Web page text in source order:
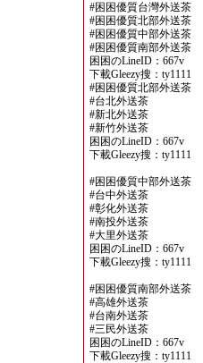
#困困優質台灣外送茶
#困困優質北部外送茶
#困困優質中部外送茶
#困困優質南部外送茶
困困のLineID：667v
下載Gleezy搜：ty1111
#困困優質北部外送茶
#台北外送茶
#新北外送茶
#新竹外送茶
困困のLineID：667v
下載Gleezy搜：ty1111
#困困優質中部外送茶
#台中外送茶
#彰化外送茶
#南投外送茶
#大里外送茶
困困のLineID：667v
下載Gleezy搜：ty1111
#困困優質南部外送茶
#高雄外送茶
#台南外送茶
#三民外送茶
困困のLineID：667v
下載Gleezy搜：ty1111